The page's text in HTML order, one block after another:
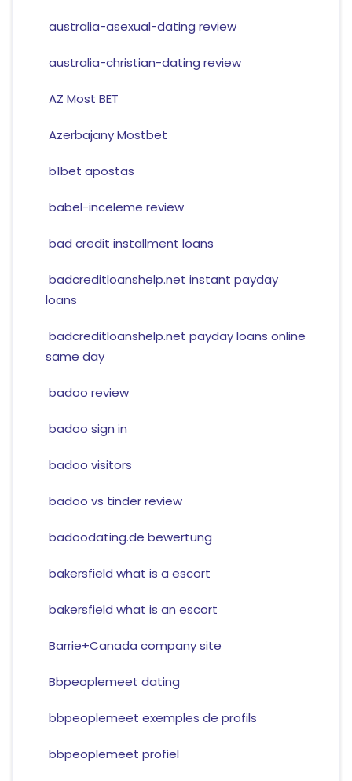
australia-asexual-dating review
australia-christian-dating review
AZ Most BET
Azerbajany Mostbet
b1bet apostas
babel-inceleme review
bad credit installment loans
badcreditloanshelp.net instant payday
loans
badcreditloanshelp.net payday loans online
same day
badoo review
badoo sign in
badoo visitors
badoo vs tinder review
badoodating.de bewertung
bakersfield what is a escort
bakersfield what is an escort
Barrie+Canada company site
Bbpeoplemeet dating
bbpeoplemeet exemples de profils
bbpeoplemeet profiel